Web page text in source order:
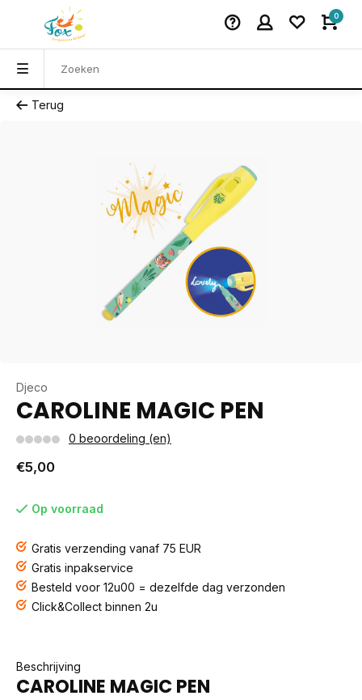
0
Terug
Djeco
CAROLINE MAGIC PEN
0 beoordeling (en)
€5,00
Op voorraad
Gratis verzending vanaf 75 EUR
Gratis inpakservice
Besteld voor 12u00 = dezelfde dag verzonden
Click&Collect binnen 2u
Beschrijving
CAROLINE MAGIC PEN